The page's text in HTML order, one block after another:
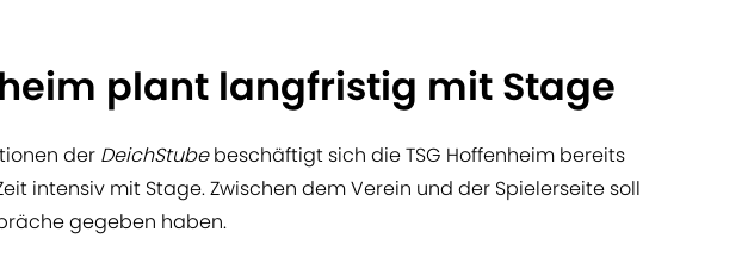
plant langfristig mit Stage
der DeichStubebeschäftigt sich die TSG Hoffenheim bereits
intensiv mit Stage. Zwischen dem Verein und der Spielerseite soll
gegeben haben.